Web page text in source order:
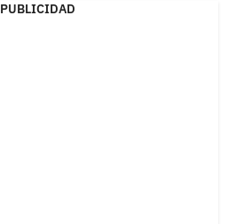
PUBLICIDAD